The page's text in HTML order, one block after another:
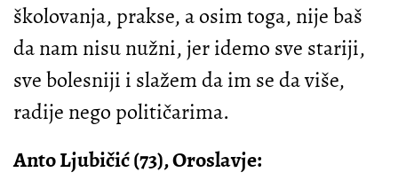
školovanja, prakse, a osim toga, nije baš
da nam nisu nužni, jer idemo sve stariji,
sve bolesniji i slažem da im se da više,
radije nego političarima.
Anto Ljubičić (73), Oroslavje: